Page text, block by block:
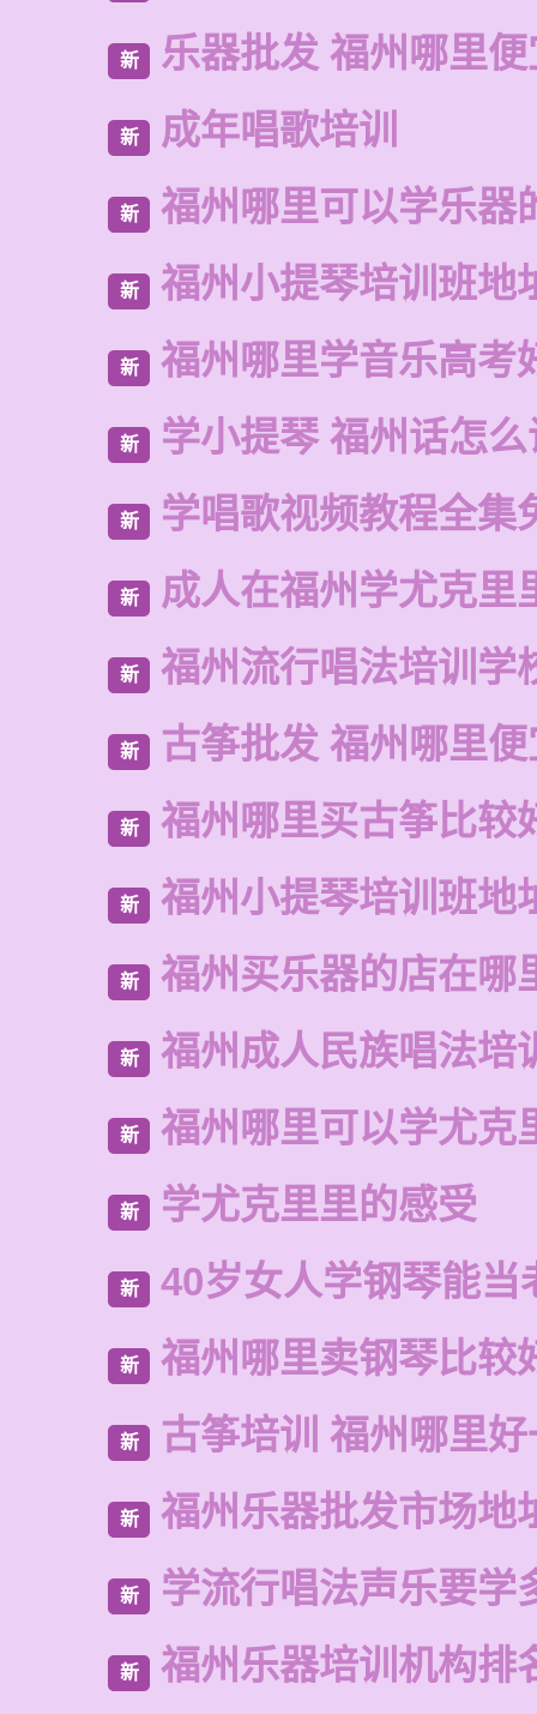
新 乐器批发 福州哪里
新 成年唱歌培训
新 福州哪里可以学乐器
新 福州小提琴培训班地
新 福州哪里学音乐高考
新 学小提琴 福州话怎
新 学唱歌视频教程全集
新 成人在福州学尤克里
新 福州流行唱法培训学
新 古筝批发 福州哪里便
新 福州哪里买古筝比较
新 福州小提琴培训班地
新 福州买乐器的店在哪
新 福州成人民族唱法培
新 福州哪里可以学尤克
新 学尤克里里的感受
新 40岁女人学钢琴能当
新 福州哪里卖钢琴比较
新 古筝培训 福州哪里
新 福州乐器批发市场地
新 学流行唱法声乐要学
新 福州乐器培训机构排